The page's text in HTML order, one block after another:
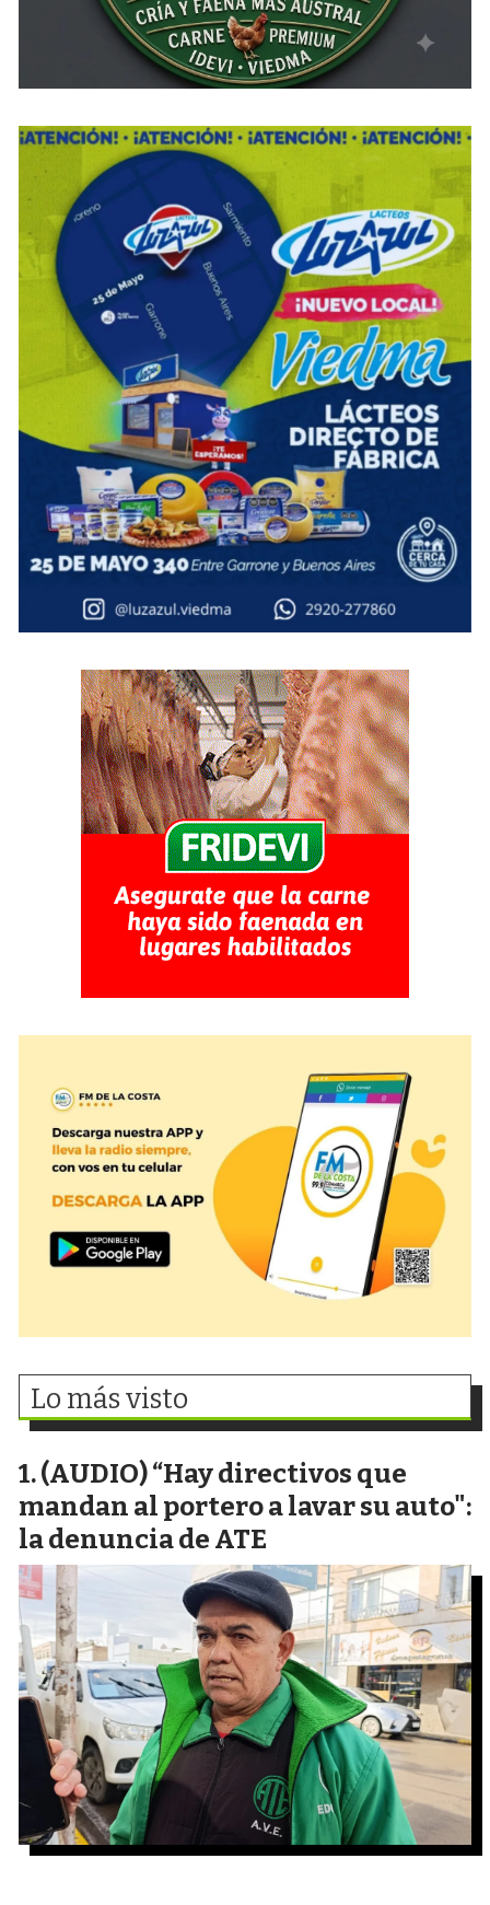
Lo más visto
(AUDIO) “Hay directivos que
mandan al portero a lavar su auto":
la denuncia de ATE